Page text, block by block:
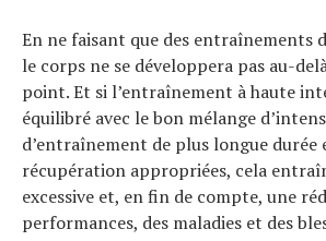
En ne faisant que des entraînements
le corps ne se développera pas au-
point. Et si l’entraînement à haute
équilibré avec le bon mélange
d’entraînement de plus longue durée
récupération appropriées, cela
excessive et, en fin de compte, une
performances, des maladies et des